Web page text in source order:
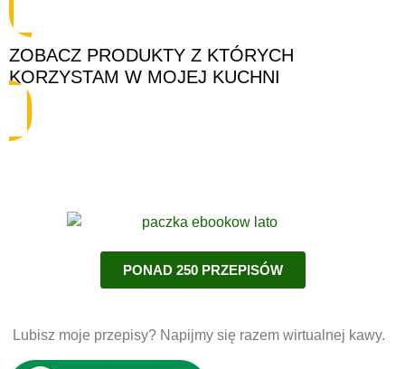
ZOBACZ PRODUKTY Z KTÓRYCH
KORZYSTAM W MOJEJ KUCHNI
PONAD 250 PRZEPISÓW
Lubisz moje przepisy? Napijmy się razem wirtualnej kawy.